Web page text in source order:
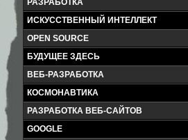
РАЗРАБОТКА
ИСКУССТВЕННЫЙ ИНТЕЛЛЕКТ
OPEN SOURCE
БУДУЩЕЕ ЗДЕСЬ
ВЕБ-РАЗРАБОТКА
КОСМОНАВТИКА
РАЗРАБОТКА ВЕБ-САЙТОВ
GOOGLE